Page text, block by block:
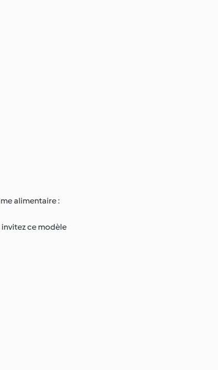
alimentaire :
invitez ce modèle